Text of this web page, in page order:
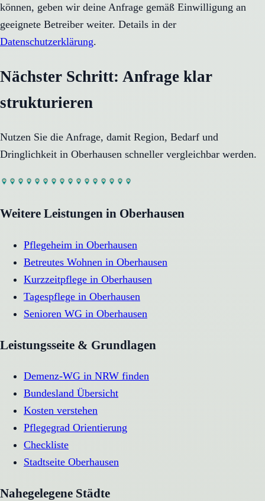
können, geben wir deine Anfrage gemäß Einwilligung an
geeignete Betreiber weiter. Details in der
Datenschutzerklärung.
Nächster Schritt: Anfrage klar
strukturieren
Nutzen Sie die Anfrage, damit Region, Bedarf und
Dringlichkeit in Oberhausen schneller vergleichbar werden.
Weitere Leistungen in Oberhausen
Pflegeheim in Oberhausen
Betreutes Wohnen in Oberhausen
Kurzzeitpflege in Oberhausen
Tagespflege in Oberhausen
Senioren WG in Oberhausen
Leistungsseite & Grundlagen
Demenz-WG in NRW finden
Bundesland Übersicht
Kosten verstehen
Pflegegrad Orientierung
Checkliste
Stadtseite Oberhausen
Nahegelegene Städte